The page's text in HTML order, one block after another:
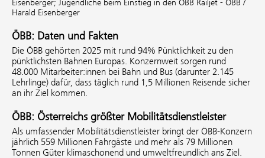
Eisenberger; Jugendliche beim Einstieg in den ÖBB Railjet - ÖBB /
Harald Eisenberger
ÖBB: Daten und Fakten
Die ÖBB gehörten 2025 mit rund 94% Pünktlichkeit zu den
pünktlichsten Bahnen Europas. Konzernweit sorgen rund
48.000 Mitarbeiter:innen bei Bahn und Bus (darunter 2.145
Lehrlinge) dafür, dass täglich rund 1,5 Millionen Reisende sicher
an ihr Ziel kommen.
ÖBB: Österreichs größter Mobilitätsdienstleister
Als umfassender Mobilitätsdienstleister bringt der ÖBB-Konzern
jährlich 559 Millionen Fahrgäste und mehr als 79 Millionen
Tonnen Güter klimaschonend und umweltfreundlich ans Ziel.